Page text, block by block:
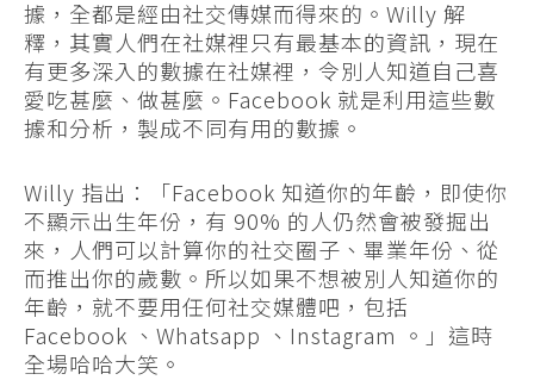
據，全都是經由社交傳媒而得來的。Willy 解
釋，其實人們在社媒裡只有最基本的資訊，現在
有更多深入的數據在社媒裡，令別人知道自己喜
愛吃甚麼、做甚麼。Facebook 就是利用這些數
據和分析，製成不同有用的數據。
Willy 指出：「Facebook 知道你的年齡，即使你
不顯示出生年份，有 90% 的人仍然會被發掘出
來，人們可以計算你的社交圈子、畢業年份、從
而推出你的歲數。所以如果不想被別人知道你的
年齡，就不要用任何社交媒體吧，包括
Facebook 、Whatsapp 、Instagram 。」這時
全場哈哈大笑。